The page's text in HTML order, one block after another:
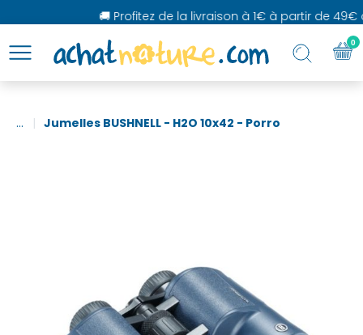
🚚 Profitez de la livraison à 1€ à partir de 49€
... Jumelles BUSHNELL - H2O 10x42 - Porro
0